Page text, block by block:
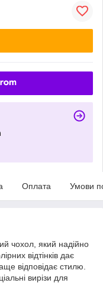
Оплата Умови
чохол, який надійно
відтінків дає
відповідає стилю.
вирізи для